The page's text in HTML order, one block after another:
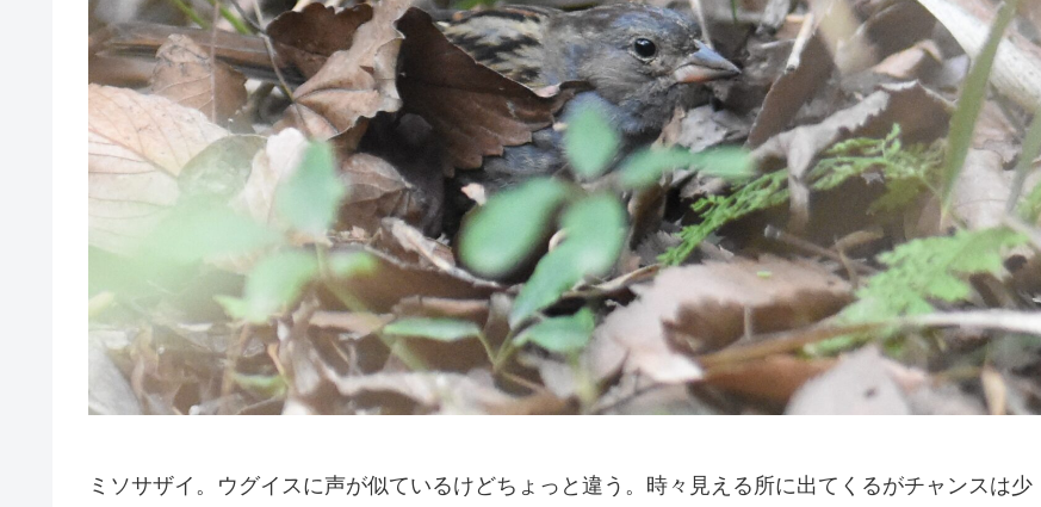
ミソサザイ。ウグイスに声が似ているけどちょっと違う。時々見える所に出てくるがチャンスは少